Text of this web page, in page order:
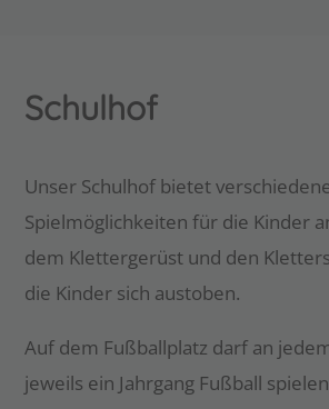
Schulhof
Unser Schulhof bietet
Spielmöglichkeiten für die Kinder
dem Klettergerüst und den
die Kinder sich austoben.
Auf dem Fußballplatz darf an
jeweils ein Jahrgang Fußball